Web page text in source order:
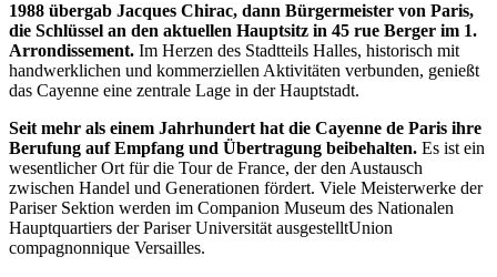
1988 übergab Jacques Chirac, dann Bürgermeister von Paris,
die Schlüssel an den aktuellen Hauptsitz in 45 rue Berger im 1.
Arrondissement. Im Herzen des Stadtteils Halles, historisch mit
handwerklichen und kommerziellen Aktivitäten verbunden, genießt
das Cayenne eine zentrale Lage in der Hauptstadt.
Seit mehr als einem Jahrhundert hat die Cayenne de Paris ihre
Berufung auf Empfang und Übertragung beibehalten. Es ist ein
wesentlicher Ort für die Tour de France, der den Austausch
zwischen Handel und Generationen fördert. Viele Meisterwerke der
Pariser Sektion werden im Companion Museum des Nationalen
Hauptquartiers der Pariser Universität ausgestelltUnion
compagnonnique Versailles.